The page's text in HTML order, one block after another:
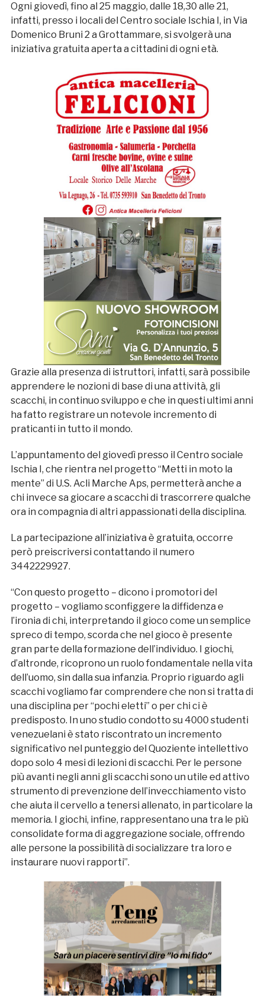
Ogni giovedì, fino al 25 maggio, dalle 18,30 alle 21,
infatti, presso i locali del Centro sociale Ischia I, in Via
Domenico Bruni 2 a Grottammare, si svolgerà una
iniziativa gratuita aperta a cittadini di ogni età.
Grazie alla presenza di istruttori, infatti, sarà possibile
apprendere le nozioni di base di una attività, gli
scacchi, in continuo sviluppo e che in questi ultimi anni
ha fatto registrare un notevole incremento di
praticanti in tutto il mondo.
L’appuntamento del giovedì presso il Centro sociale
Ischia I, che rientra nel progetto “Metti in moto la
mente” di U.S. Acli Marche Aps, permetterà anche a
chi invece sa giocare a scacchi di trascorrere qualche
ora in compagnia di altri appassionati della disciplina.
La partecipazione all’iniziativa è gratuita, occorre
però preiscriversi contattando il numero
3442229927.
“Con questo progetto – dicono i promotori del
progetto – vogliamo sconfiggere la diffidenza e
l’ironia di chi, interpretando il gioco come un semplice
spreco di tempo, scorda che nel gioco è presente
gran parte della formazione dell’individuo. I giochi,
d’altronde, ricoprono un ruolo fondamentale nella vita
dell’uomo, sin dalla sua infanzia. Proprio riguardo agli
scacchi vogliamo far comprendere che non si tratta di
una disciplina per “pochi eletti” o per chi ci è
predisposto. In uno studio condotto su 4000 studenti
venezuelani è stato riscontrato un incremento
significativo nel punteggio del Quoziente intellettivo
dopo solo 4 mesi di lezioni di scacchi. Per le persone
più avanti negli anni gli scacchi sono un utile ed attivo
strumento di prevenzione dell’invecchiamento visto
che aiuta il cervello a tenersi allenato, in particolare la
memoria. I giochi, infine, rappresentano una tra le più
consolidate forma di aggregazione sociale, offrendo
alle persone la possibilità di socializzare tra loro e
instaurare nuovi rapporti”.